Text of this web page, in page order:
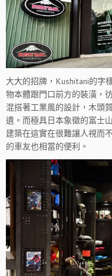
大大的招牌，Kushitani的字
物本體跟門口前方的裝潢，
混搭著工業風的設計，木頭
遺。而極具日本象徵的富士
建築在這實在很難讓人視而
的車友也相當的便利。